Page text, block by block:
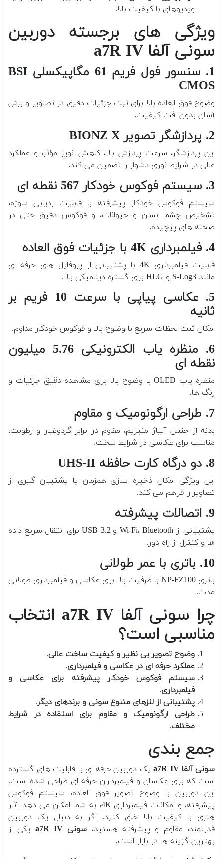
ویدیوهای با کیفیت بالا.
ویژگی های برجسته دوربین
سونی آلفا a7R IV
1. سنسور فول فریم 61 مگاپیکسلی BSI
CMOS
وضوح فوق العاده بالا برای ثبت جزئیات دقیق در تصاویر و برش
آسان بدون افت کیفیت.
2. پردازشگر تصویر BIONZ X
این پردازشگر، سرعت پردازش بالا، کاهش نویز مؤثر، و عملکرد
عالی در شرایط نوری دشوار را تضمین می کند.
3. سیستم فوکوس خودکار 567 نقطه ای
سیستم فوکوس خودکار پیشرفته با قابلیت ردیابی سوژه،
تشخیص چشم انسان و حیوانات، و فوکوس دقیق حتی در
صحنه های پیچیده.
4. فیلمبرداری 4K با جزئیات فوق العاده
قابلیت فیلمبرداری 4K با پشتیبانی از پروفایل های حرفه ای
مانند S-Log3 و HLG برای گستره دینامیکی بالا.
5. عکاسی پیاپی با سرعت 10 فریم بر
ثانیه
امکان ثبت لحظات سریع با وضوح بالا و فوکوس خودکار مداوم.
6. منظره یاب الکترونیکی 5.76 میلیون
نقطه ای
منظره یاب OLED با وضوح بالا برای مشاهده دقیق جزئیات و
رنگ ها.
7. طراحی ارگونومیک و مقاوم
بدنه از جنس آلیاژ منیزیم، مقاوم در برابر گردوغبار و رطوبت،
مناسب برای عکاسی در شرایط سخت.
8. دو درگاه کارت حافظه UHS-II
این ویژگی امکان ذخیره سازی همزمان یا پشتیبان گیری از
تصاویر را فراهم می کند.
9. اتصالات پیشرفته
پشتیبانی از Wi-Fi، Bluetooth و USB 3.2 برای انتقال سریع داده
ها و کنترل از راه دور.
10. باتری با عمر طولانی
باتری NP-FZ100 با ظرفیت بالا برای عکاسی و فیلمبرداری طولانی
مدت.
چرا سونی آلفا a7R IV انتخاب
مناسبی است؟
وضوح تصویر بی نظیر و کیفیت ساخت عالی.
عملکرد حرفه ای در عکاسی و فیلمبرداری.
سیستم فوکوس خودکار پیشرفته برای عکاسی و
فیلمبرداری.
پشتیبانی از لنزهای متنوع سونی و برندهای دیگر.
طراحی ارگونومیک و مقاوم برای استفاده در شرایط
مختلف.
جمع بندی
سونی آلفا a7R IV
یک دوربین حرفه ای با قابلیت های گسترده
است که برای عکاسان و فیلمبرداران حرفه ای طراحی شده است.
این دوربین با وضوح تصویر فوق العاده، سیستم فوکوس
پیشرفته، و امکانات فیلمبرداری 4K، به شما امکان می دهد آثار
هنری با کیفیت بالا خلق کنید. اگر به دنبال یک دوربین
قدرتمند، مقاوم و پیشرفته هستید، سونی a7R IV
یکی از
بهترین گزینه ها در بازار است.